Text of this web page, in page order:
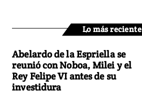
Lo más reciente
Abelardo de la Espriella se
reunió con Noboa, Milei y el
Rey Felipe VI antes de su
investidura